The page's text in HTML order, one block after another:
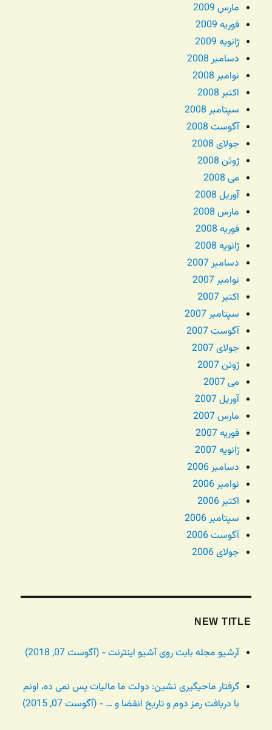
مارس 2009
فوریه 2009
ژانویه 2009
دسامبر 2008
نوامبر 2008
اکتبر 2008
سپتامبر 2008
آگوست 2008
جولای 2008
ژوئن 2008
می 2008
آوریل 2008
مارس 2008
فوریه 2008
ژانویه 2008
دسامبر 2007
نوامبر 2007
اکتبر 2007
سپتامبر 2007
آگوست 2007
جولای 2007
ژوئن 2007
می 2007
آوریل 2007
مارس 2007
فوریه 2007
ژانویه 2007
دسامبر 2006
نوامبر 2006
اکتبر 2006
سپتامبر 2006
آگوست 2006
جولای 2006
NEW TITLE
آرشیو مجله بایت روی آشیو اینترنت - (آگوست 07, 2018)
گرفتار ماحیگیری نشین: دولت ما مالیات پس نمی ده، اونم
با دریافت رمز دوم و تاریخ انقضا و … - (آگوست 07, 2015)